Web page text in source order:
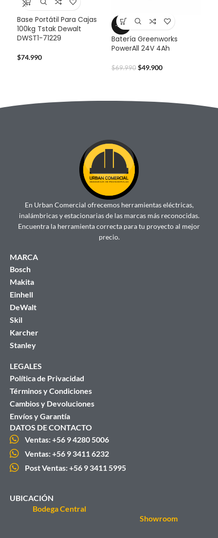
Base Portátil Para Cajas
100kg Tstak Dewalt
DWST1-71229
$74.990
-29%
Batería Greenworks
PowerAll 24V 4Ah
$69.990 $49.900
En Urban Comercial ofrecemos herramientas eléctricas,
inalámbricas y estacionarias de las marcas más reconocidas.
Encuentra la herramienta correcta para tu proyecto al mejor
precio.
MARCA
Bosch
Makita
Einhell
DeWalt
Skil
Karcher
Stanley
LEGALES
Política de Privacidad
Términos y Condiciones
Cambios y Devoluciones
Envíos y Garantía
DATOS DE CONTACTO
Ventas: +56 9 4280 5006
Ventas: +56 9 3411 6232
Post Ventas: +56 9 3411 5995
UBICACIÓN
Bodega Central
Showroom